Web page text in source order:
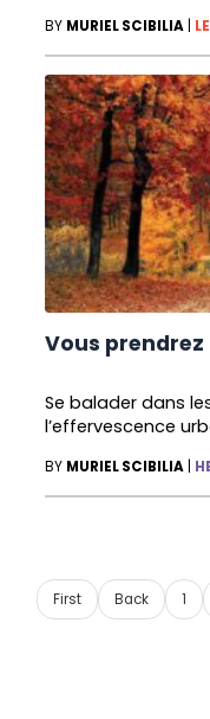
BY MURIEL SCIBILIA
Vous
Se balader dans
l’effervescence
BY MURIEL SCIBILIA
First Back 1